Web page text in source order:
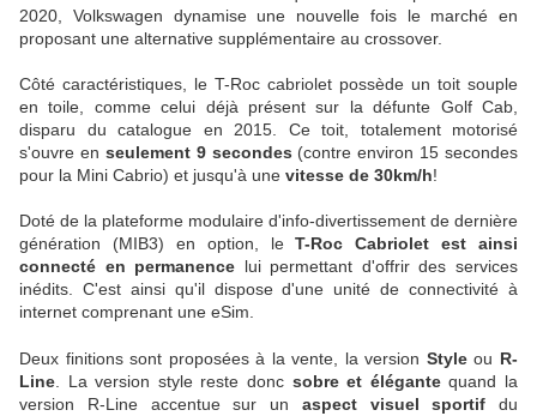
2020, Volkswagen dynamise une nouvelle fois le marché en
proposant une alternative supplémentaire au crossover.
Côté caractéristiques, le T-Roc cabriolet possède un toit souple
en toile, comme celui déjà présent sur la défunte Golf Cab,
disparu du catalogue en 2015. Ce toit, totalement motorisé
s'ouvre en seulement 9 secondes (contre environ 15 secondes
pour la Mini Cabrio) et jusqu'à une vitesse de 30km/h!
Doté de la plateforme modulaire d'info-divertissement de dernière
génération (MIB3) en option, leT-Roc Cabriolet est ainsi
connecté en permanence lui permettant d'offrir des services
inédits. C'est ainsi qu'il dispose d'une unité de connectivité à
internet comprenant une eSim.
Deux finitions sont proposées à la vente, la version Styleou R-
Line . La version style reste donc sobre et élégantequand la
version R-Line accentue sur un aspect visuel sportif du